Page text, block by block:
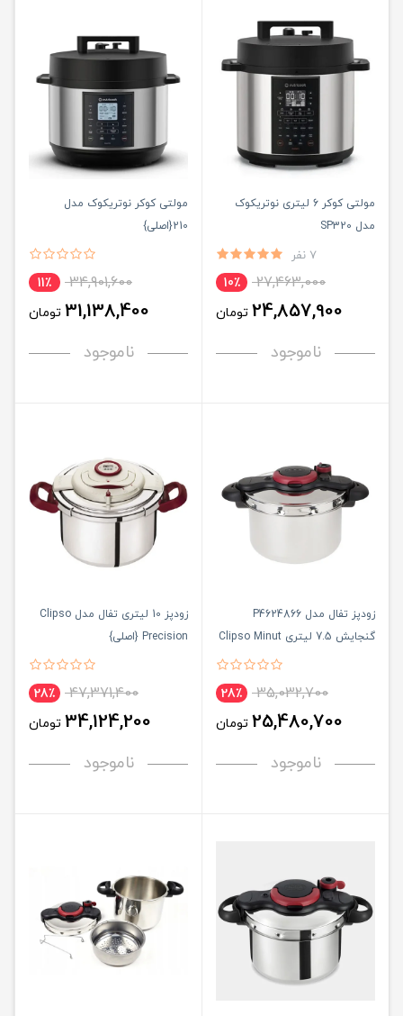
مولتی‌ کوکر 6 لیتری نوتریکوک
مدل SP320
7 نفر
27,463,000 10٪
24,857,900 تومان
ناموجود
مولتی کوکر نوتریکوک مدل
210{اصلی}
34,901,600 11٪
31,138,400 تومان
ناموجود
زودپز تفال مدل P4624866
گنجایش 7.5 لیتری Clipso Minut
35,032,700 28٪
25,480,700 تومان
ناموجود
زودپز 10 لیتری تفال مدل Clipso
Precision {اصلی}
47,371,400 28٪
34,124,200 تومان
ناموجود